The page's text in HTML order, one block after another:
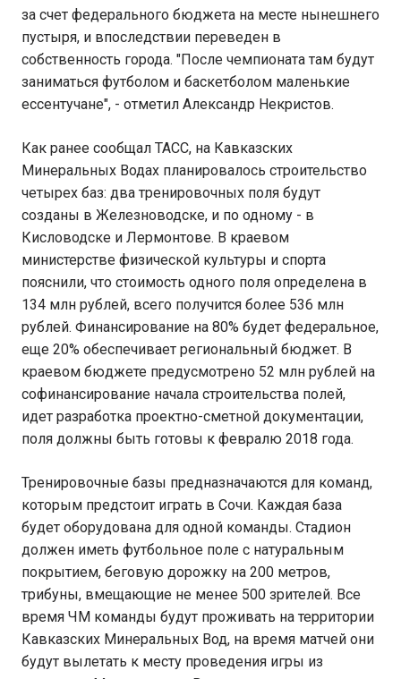
за счет федерального бюджета на месте нынешнего
пустыря, и впоследствии переведен в
собственность города. "После чемпионата там будут
заниматься футболом и баскетболом маленькие
ессентучане", - отметил Александр Некристов.
Как ранее сообщал ТАСС, на Кавказских
Минеральных Водах планировалось строительство
четырех баз: два тренировочных поля будут
созданы в Железноводске, и по одному - в
Кисловодске и Лермонтове. В краевом
министерстве физической культуры и спорта
пояснили, что стоимость одного поля определена в
134 млн рублей, всего получится более 536 млн
рублей. Финансирование на 80% будет федеральное,
еще 20% обеспечивает региональный бюджет. В
краевом бюджете предусмотрено 52 млн рублей на
софинансирование начала строительства полей,
идет разработка проектно-сметной документации,
поля должны быть готовы к февралю 2018 года.
Тренировочные базы предназначаются для команд,
которым предстоит играть в Сочи. Каждая база
будет оборудована для одной команды. Стадион
должен иметь футбольное поле с натуральным
покрытием, беговую дорожку на 200 метров,
трибуны, вмещающие не менее 500 зрителей. Все
время ЧМ команды будут проживать на территории
Кавказских Минеральных Вод, на время матчей они
будут вылетать к месту проведения игры из